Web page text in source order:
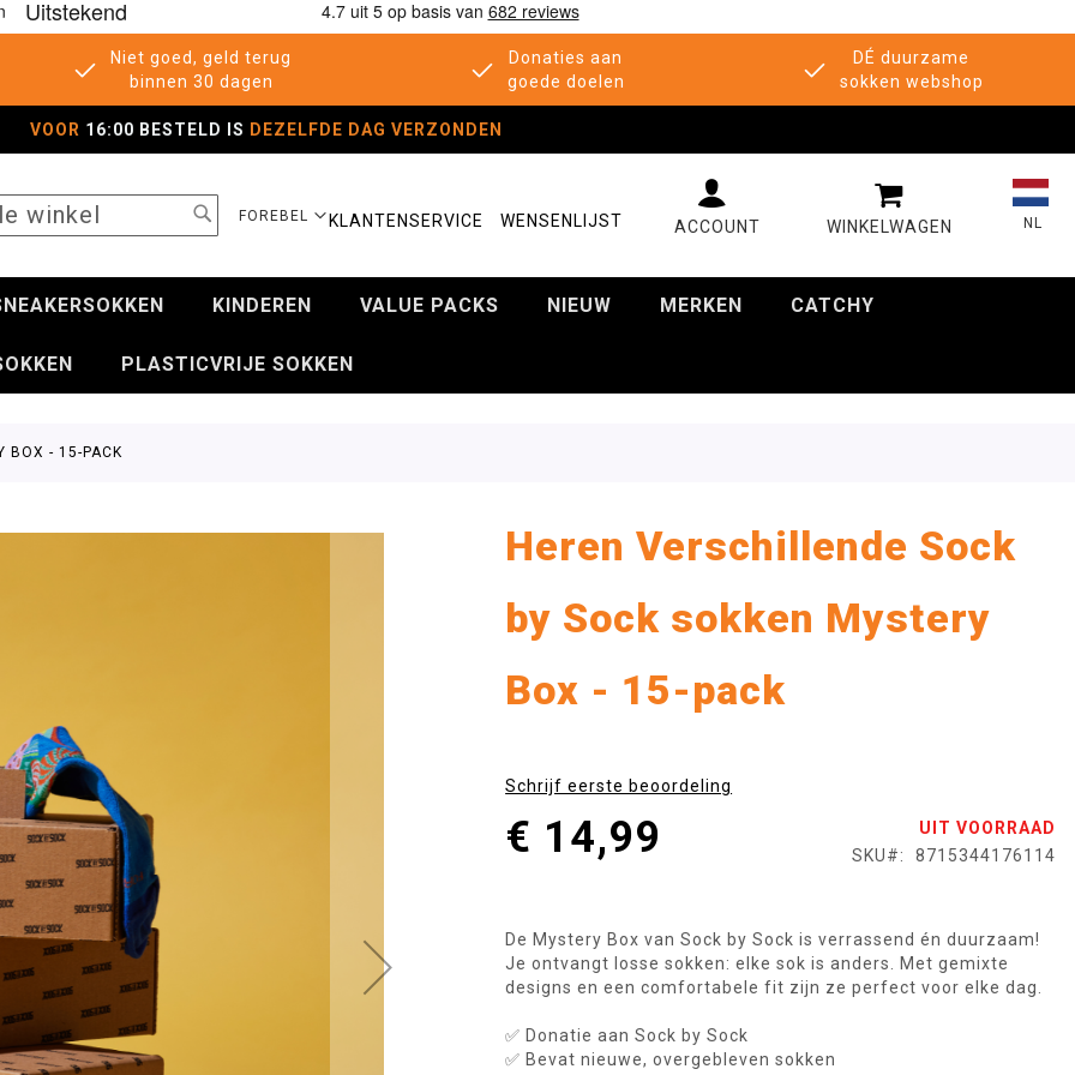
Niet goed, geld terug
binnen 30 dagen
Donaties aan
goede doelen
DÉ duurzame
sokken webshop
VOOR 16:00 BESTELD IS DEZELFDE DAG VERZONDEN
SELECTEER
FOREBEL NL
KLANTENSERVICE WENSENLIJST
SEARCH
MIJN WINKELWAGEN
KINDEREN VALUE PACKS NIEUW MERKEN CATCHY
PLASTICVRIJE SOKKEN
BOX - 15-PACK
Heren Verschillende Sock
by Sock sokken Mystery
Box - 15-pack
Schrijf eerste beoordeling
€ 14,99
UIT VOORRAAD
SKU
8715344176114
De Mystery Box van Sock by Sock is verrassend én duurzaam!
Je ontvangt losse sokken: elke sok is anders. Met gemixte
designs en een comfortabele fit zijn ze perfect voor elke dag.
✅ Donatie aan Sock by Sock
✅ Bevat nieuwe, overgebleven sokken